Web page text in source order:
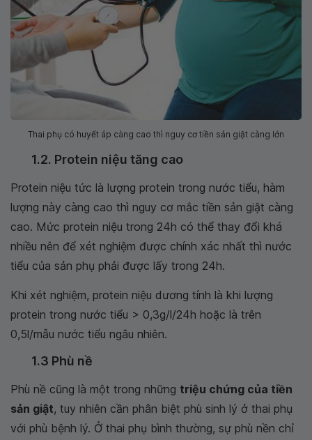
Thai phụ có huyết áp càng cao thì nguy cơ tiền sản giật càng lớn
1.2. Protein niệu tăng cao
Protein niệu tức là lượng protein trong nước tiểu, hàm
lượng này càng cao thì nguy cơ mắc tiền sản giật càng
cao. Mức protein niệu trong 24h có thể thay đổi khá
nhiều nên để xét nghiệm được chính xác nhất thì nước
tiểu của sản phụ phải được lấy trong 24h.
Khi xét nghiệm, protein niệu dương tính là khi lượng
protein trong nước tiểu > 0,3g/l/24h hoặc là trên
0,5l/mẫu nước tiểu ngâu nhiên.
1.3 Phù nề
Phù nề cũng là một trong những triệu chứng của tiền
sản giật, tuy nhiên cần phân biệt phù sinh lý ở thai phụ
với phù bệnh lý. Ở thai phụ bình thường, sự phù nền chỉ